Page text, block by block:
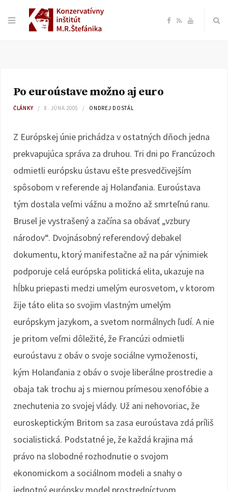
F
o
R Y
Po euroústave možno aj euro
ČLÁNKY 8. JÚNA 2005 ONDREJ DOSTÁL
Z Európskej únie prichádza v ostatných dňoch jedna
prekvapujúca správa za druhou. Tri dni po Francúzoch
odmietli európsku ústavu ešte presvedčivejším
spôsobom v referende aj Holanďania. Euroústava
tým dostala veľmi vážnu a možno až smrteľnú ranu.
Brusel je vystrašený a začína sa obávať „vzbury
národov“. Dvojnásobný referendový debakel
dokumentu, ktorý manifestačne až na pár výnimiek
podporuje celá európska politická elita, ukazuje na
hĺbku priepasti medzi umelým eurosvetom, v ktorom
žije táto elita so svojim vlastným umelým
európskym jazykom, a svetom normálnych ľudí. A nie
je pritom veľmi dôležité, že Francúzi odmietli
euroústavu z obáv o svoje sociálne vymoženosti,
kým Holanďania z obáv o svoje liberálne prostredie a
obaja tak trochu aj s miernou prímesou xenofóbie a
znechutenia zo svojej vlády. Už ani nehovoriac, že
euroskeptickým Britom sa zasa euroústava zdá príliš
socialistická. Podstatné je, že každá krajina má
právo na slobodné rozhodnutie o svojom
ekonomickom a sociálnom modeli a snahy o